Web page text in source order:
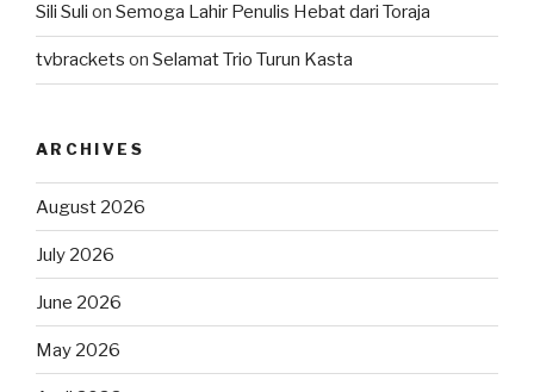
Sili Suli on Semoga Lahir Penulis Hebat dari Toraja
tvbrackets on Selamat Trio Turun Kasta
ARCHIVES
August 2026
July 2026
June 2026
May 2026